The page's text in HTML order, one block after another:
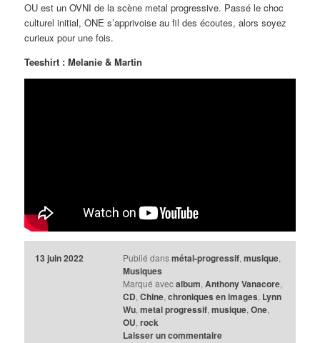
OU est un OVNI de la scène metal progressive. Passé le choc
culturel initial, ONE s’apprivoise au fil des écoutes, alors soyez
curieux pour une fois.
Teeshirt : Melanie & Martin
13 juin 2022 Publié dans métal-progressif, musique,
Musiques
Marqué avec album, Anthony Vanacore,
CD, Chine, chroniques en images, Lynn
Wu, metal progressif, musique, One,
OU, rock
Laisser un commentaire